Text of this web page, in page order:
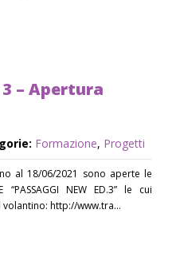
3 – Apertura
Formazione, Progetti
al 18/06/2021 sono aperte le
NEW ED.3” le cui
http://www.tra...